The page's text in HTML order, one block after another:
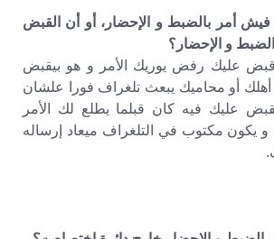
فيش أمر بالضبط و الإحضار، أو أن القبض
و الإحضار؟
عليك رفض يوريك الأمر و هو بيقبض
أو محاميك يبعث تلغراف فورا علشان
عليك فيه كان قبلما يطلع لك الأمر
و يكون مكتوب في التلغراف ميعاد إرساله